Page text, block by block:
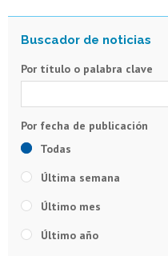
Por título o palabra clave
Todas
Última semana
Último mes
Último año